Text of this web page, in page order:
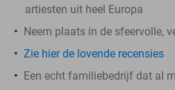
artiesten uit heel Europa
Neem plaats in de sfeervolle,
Zie hier de lovende recensies
Een echt familiebedrijf dat al